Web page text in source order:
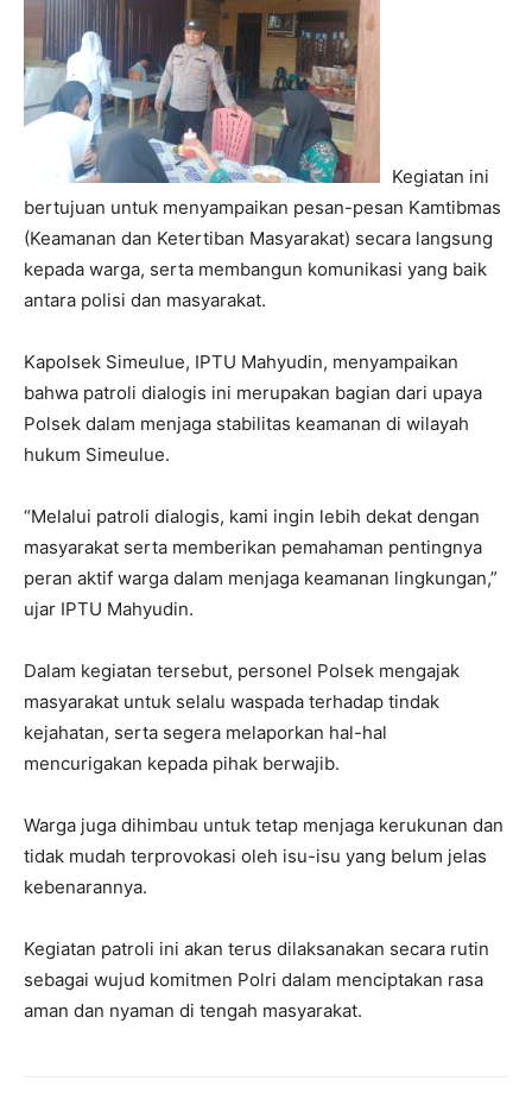
Kegiatan ini
bertujuan untuk menyampaikan pesan-pesan Kamtibmas
(Keamanan dan Ketertiban Masyarakat) secara langsung
kepada warga, serta membangun komunikasi yang baik
antara polisi dan masyarakat.
Kapolsek Simeulue, IPTU Mahyudin, menyampaikan
bahwa patroli dialogis ini merupakan bagian dari upaya
Polsek dalam menjaga stabilitas keamanan di wilayah
hukum Simeulue.
“Melalui patroli dialogis, kami ingin lebih dekat dengan
masyarakat serta memberikan pemahaman pentingnya
peran aktif warga dalam menjaga keamanan lingkungan,”
ujar IPTU Mahyudin.
Dalam kegiatan tersebut, personel Polsek mengajak
masyarakat untuk selalu waspada terhadap tindak
kejahatan, serta segera melaporkan hal-hal
mencurigakan kepada pihak berwajib.
Warga juga dihimbau untuk tetap menjaga kerukunan dan
tidak mudah terprovokasi oleh isu-isu yang belum jelas
kebenarannya.
Kegiatan patroli ini akan terus dilaksanakan secara rutin
sebagai wujud komitmen Polri dalam menciptakan rasa
aman dan nyaman di tengah masyarakat.